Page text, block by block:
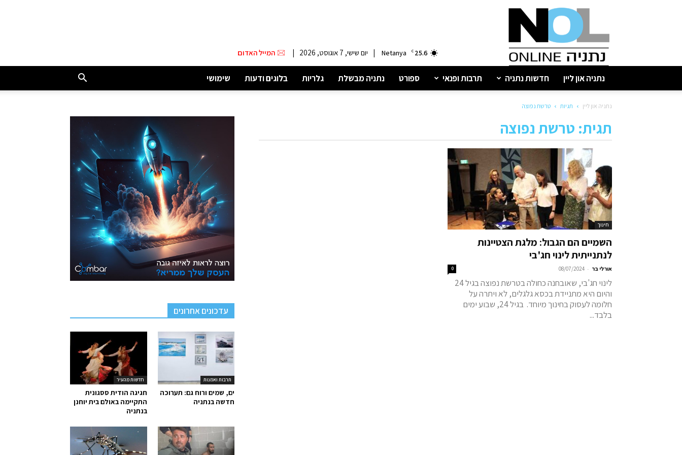
נתניה
25.6
C
Netanya
| יום שישי, 7 אוגוסט, 2026 | המייל האדום
נתניה און ליין חדשות נתניה תרבות ופנאי ספורט נתניה מבשלת גלריות בלוגים ודעות שימושי
נתניה און ליין תגיות טרשת נפוצה
תגית: טרשת נפוצה
חינוך
השמיים הם הגבול: מלגת הצטיינות
לנתנייתית לינוי חג'בי
אורלי בר -
08/07/2024
0
לינוי חג'בי, שאובחנה כחולה בטרשת נפוצה בגיל 24
והיום היא מתניידת בכסא גלגלים, לא ויתרה על
חלומה לעסוק בחינוך מיוחד. בגיל 24, שבוע ימים
בלבד...
עדכונים אחרונים
חדשות מהעיר
חגיגה הודית ססגונית
התקיימה באולם בית יוחנן
בנתניה
תרבות ואמנות
ים, שמים ורוח גם: תערוכה
חדשה בנתניה